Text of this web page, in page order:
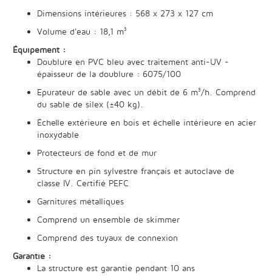
Dimensions intérieures : 568 x 273 x 127 cm
Volume d'eau : 18,1 m³
Équipement :
Doublure en PVC bleu avec traitement anti-UV -
épaisseur de la doublure : 6075/100
Epurateur de sable avec un débit de 6 m³/h. Comprend
du sable de silex (±40 kg).
Échelle extérieure en bois et échelle intérieure en acier
inoxydable
Protecteurs de fond et de mur
Structure en pin sylvestre français et autoclave de
classe IV. Certifié PEFC
Garnitures métalliques
Comprend un ensemble de skimmer
Comprend des tuyaux de connexion
Garantie :
La structure est garantie pendant 10 ans